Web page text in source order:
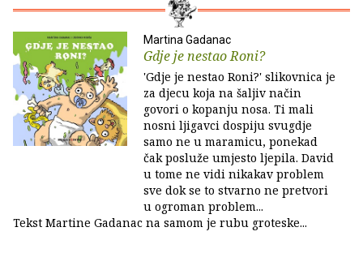
Martina Gadanac
Gdje je nestao Roni?
'Gdje je nestao Roni?' slikovnica je
za djecu koja na šaljiv način
govori o kopanju nosa. Ti mali
nosni ljigavci dospiju svugdje
samo ne u maramicu, ponekad
čak posluže umjesto ljepila. David
u tome ne vidi nikakav problem
sve dok se to stvarno ne pretvori
u ogroman problem...
Tekst Martine Gadanac na samom je rubu groteske...